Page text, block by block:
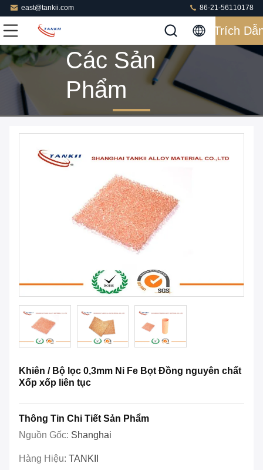
east@tankii.com 86-21-56110178
Trích
Các Sản
Phẩm
Khiên / Bộ lọc 0,3mm Ni Fe Bọt Đồng nguyên chất
Xốp xốp liên tục
Thông Tin Chi Tiết Sản Phẩm
Nguồn Gốc: Shanghai
Hàng Hiệu: TANKII